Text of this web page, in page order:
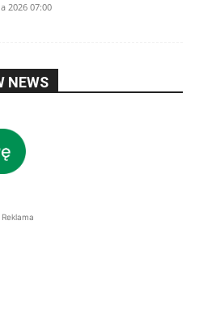
2026 07:00
NEWS
Reklama